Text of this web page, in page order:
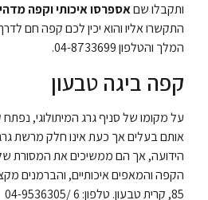
ותקבלו שםאספרסו איכותי וקפה
התקשרו אליו והוא יכין לכם קפה חם
המלך והטלפון 04-8733699.
קפה ביגה טבעון
על מקומו של סניף גרג המיתולוגי,
אותם בעלים אך כעת אינו חלק מרשת
הידועה, אך הם ממשיכים את המסורת של
הקפה והמאפים איכותיים, והברמנים
85, קרית טבעון. טלפון: 6 /04-9536305